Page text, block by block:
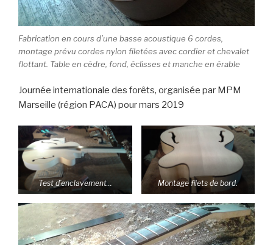
Fabrication en cours d’une basse acoustique 6 cordes,
montage prévu cordes nylon filetées avec cordier et chevalet
flottant. Table en cèdre, fond, éclisses et manche en érable
Journée internationale des forêts, organisée par MPM
Marseille (région PACA) pour mars 2019
Test d’enclavement… Montage filets de bord.